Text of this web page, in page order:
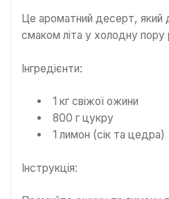
Це ароматний десерт, який
смаком літа у холодну пору
Інгредієнти:
1 кг свіжої ожини
800 г цукру
1 лимон (сік та цедра)
Інструкція: